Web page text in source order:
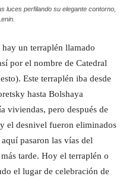
luces perfilando su elegante contorno,
un terraplén llamado
por el nombre de Catedral
Este terraplén iba desde
hasta Bolshaya
viviendas, pero después de
el desnivel fueron eliminados
pasaron las vías del
tarde. Hoy el terraplén o
el lugar de celebración de